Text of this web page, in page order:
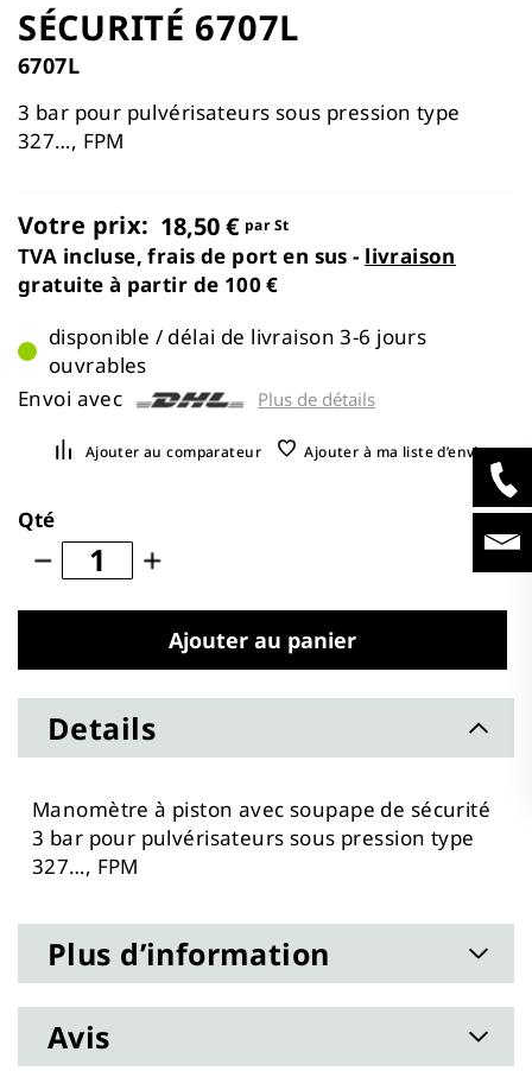
the
images
SÉCURITÉ 6707L
6707L
3 bar pour pulvérisateurs sous pression type
327…, FPM
Votre prix: 18,50 € par St
TVA incluse, frais de port en sus - livraison
gratuite à partir de 100 €
disponible / délai de livraison 3-6 jours
ouvrables
Envoi avec
Plus de détails
Ajouter au comparateur Ajouter à ma liste d’envie
Qté
Ajouter au panier
Details
Manomètre à piston avec soupape de sécurité
3 bar pour pulvérisateurs sous pression type
327…, FPM
Plus d’information
Avis